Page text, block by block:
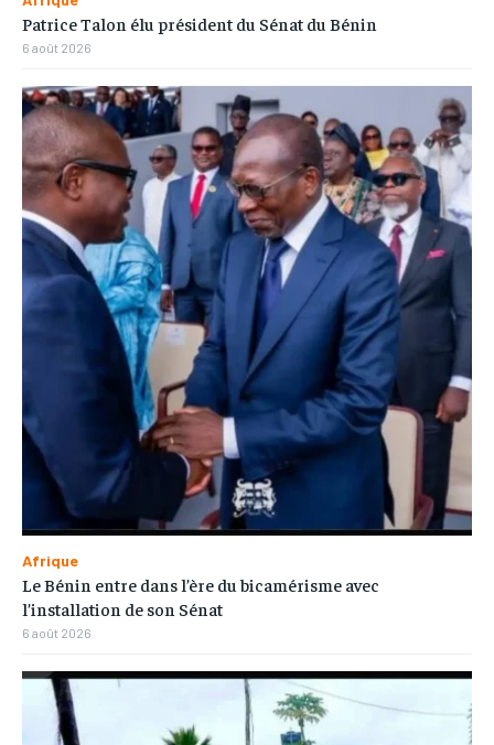
Patrice Talon élu président du Sénat du Bénin
6 août 2026
Afrique
Le Bénin entre dans l’ère du bicamérisme avec
l’installation de son Sénat
6 août 2026